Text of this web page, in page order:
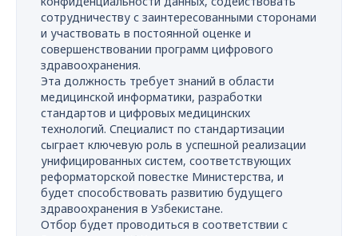
сотрудничеству с заинтересованными сторонами
и участвовать в постоянной оценке и
совершенствовании программ цифрового
здравоохранения.
Эта должность требует знаний в области
медицинской информатики, разработки
стандартов и цифровых медицинских
технологий. Специалист по стандартизации
сыграет ключевую роль в успешной реализации
унифицированных систем, соответствующих
реформаторской повестке Министерства, и
будет способствовать развитию будущего
здравоохранения в Узбекистане.
Отбор будет проводиться в соответствии с